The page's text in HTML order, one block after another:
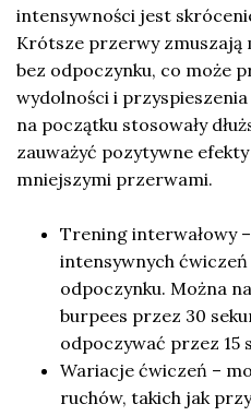
intensywności jest
Krótsze przerwy zmuszają
bez odpoczynku, co może
wydolności i
na początku stosowały
zauważyć pozytywne
mniejszymi przerwami.
Trening interwałowy
intensywnych
odpoczynku. Można
burpees przez 30
odpoczywać przez 15
Wariacje ćwiczeń –
ruchów, takich jak